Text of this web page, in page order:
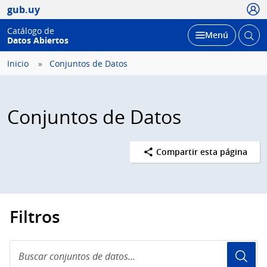
gub.uy
Catálogo de
Datos Abiertos
Desplegar
Menú Abrir
Inicio Conjuntos de Datos
Conjuntos de Datos
Compartir esta página
Filtros
conjuntos